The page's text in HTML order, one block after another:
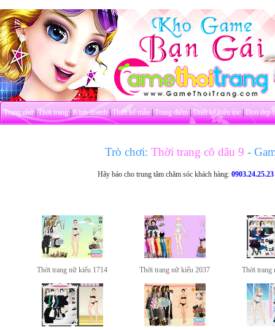
Trang chủ|Thời trang|Kinh doanh|Thiết kế mẫu|Trang điểm|Thiết kế kiểu tóc|Dọn dẹp
Trò chơi: Thời trang cô dâu 9 -
Hãy báo cho trung tâm chăm sóc khách hàng:0903.24.25.23
Thời trang nữ kiểu 1714 Thời trang nữ kiểu 2037 Thời trang